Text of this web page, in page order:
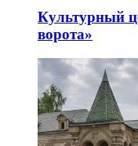
Культурный
ворота»